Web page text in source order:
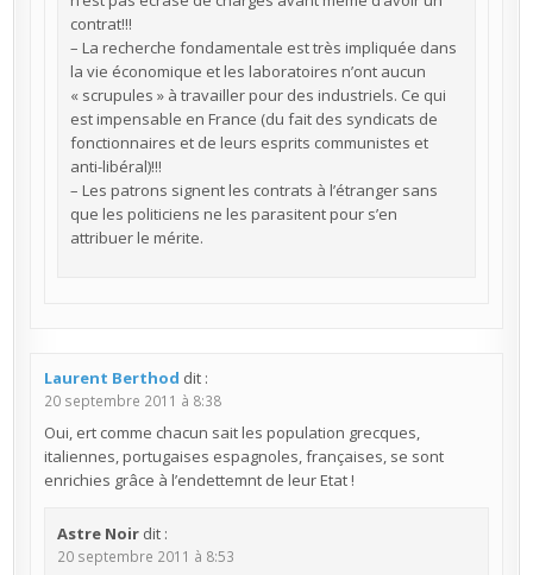
contrat!!!
– La recherche fondamentale est très impliquée dans
la vie économique et les laboratoires n’ont aucun
« scrupules » à travailler pour des industriels. Ce qui
est impensable en France (du fait des syndicats de
fonctionnaires et de leurs esprits communistes et
anti-libéral)!!!
– Les patrons signent les contrats à l’étranger sans
que les politiciens ne les parasitent pour s’en
attribuer le mérite.
Laurent Berthod dit :
20 septembre 2011 à 8:38
Oui, ert comme chacun sait les population grecques,
italiennes, portugaises espagnoles, françaises, se sont
enrichies grâce à l’endettemnt de leur Etat !
Astre Noir dit :
20 septembre 2011 à 8:53